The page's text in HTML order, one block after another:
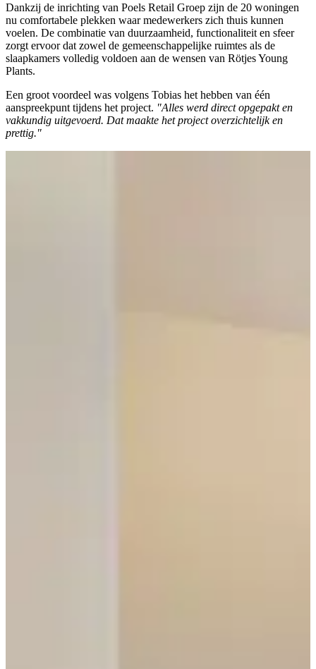
Dankzij de inrichting van Poels Retail Groep zijn de 20 woningen
nu comfortabele plekken waar medewerkers zich thuis kunnen
voelen. De combinatie van duurzaamheid, functionaliteit en sfeer
zorgt ervoor dat zowel de gemeenschappelijke ruimtes als de
slaapkamers volledig voldoen aan de wensen van Rötjes Young
Plants.
Een groot voordeel was volgens Tobias het hebben van één
aanspreekpunt tijdens het project. "Alles werd direct opgepakt en
vakkundig uitgevoerd. Dat maakte het project overzichtelijk en
prettig."